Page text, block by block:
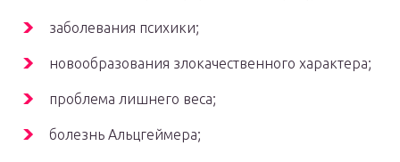
заболевания психики;
новообразования злокачественного характера;
проблема лишнего веса;
болезнь Альцгеймера;